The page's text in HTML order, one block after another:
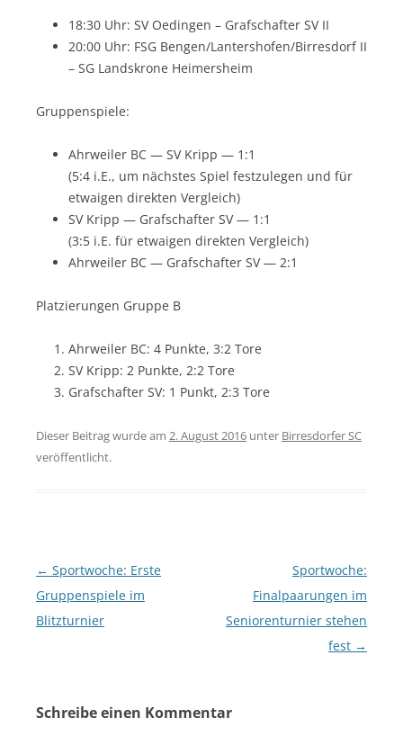
18:30 Uhr: SV Oedingen – Grafschafter SV II
20:00 Uhr: FSG Bengen/Lantershofen/Birresdorf II
– SG Landskrone Heimersheim
Gruppenspiele:
Ahrweiler BC — SV Kripp — 1:1
(5:4 i.E., um nächstes Spiel festzulegen und für
etwaigen direkten Vergleich)
SV Kripp — Grafschafter SV — 1:1
(3:5 i.E. für etwaigen direkten Vergleich)
Ahrweiler BC — Grafschafter SV — 2:1
Platzierungen Gruppe B
Ahrweiler BC: 4 Punkte, 3:2 Tore
SV Kripp: 2 Punkte, 2:2 Tore
Grafschafter SV: 1 Punkt, 2:3 Tore
Dieser Beitrag wurde am 2. August 2016 unter Birresdorfer SC
veröffentlicht.
Beitragsnavigation
← Sportwoche: Erste
Gruppenspiele im
Blitzturnier
Sportwoche:
Finalpaarungen im
Seniorenturnier stehen
fest →
Schreibe einen Kommentar